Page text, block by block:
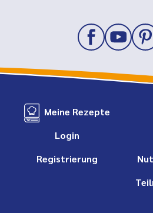
Meine Rezepte
Login
Registrierung